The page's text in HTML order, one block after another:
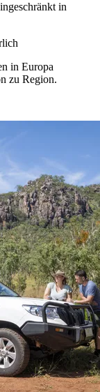
in
in Europa
zu Region.